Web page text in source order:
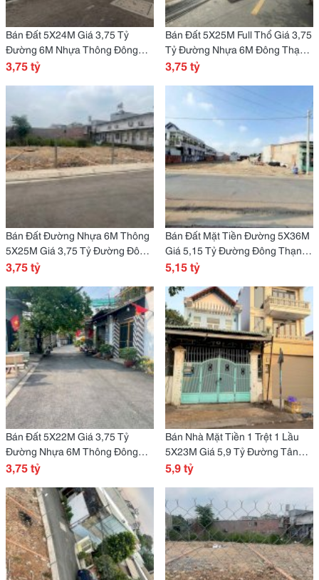
Bán Đất 5X24M Giá 3,75 Tỷ
Đường 6M Nhựa Thông Đông
Thạnh 7
3,75 tỷ
Bán Đất 5X25M Full Thổ Giá 3,75
Tỷ Đường Nhựa 6M Đông Thạnh
7
3,75 tỷ
Bán Đất Đường Nhựa 6M Thông
5X25M Giá 3,75 Tỷ Đường Đông
Thạnh 7
3,75 tỷ
Bán Đất Mặt Tiền Đường 5X36M
Giá 5,15 Tỷ Đường Đông Thạnh
7
5,15 tỷ
Bán Đất 5X22M Giá 3,75 Tỷ
Đường Nhựa 6M Thông Đông
Thạnh 7
3,75 tỷ
Bán Nhà Mặt Tiền 1 Trệt 1 Lầu
5X23M Giá 5,9 Tỷ Đường Tân
Xuân 3
5,9 tỷ